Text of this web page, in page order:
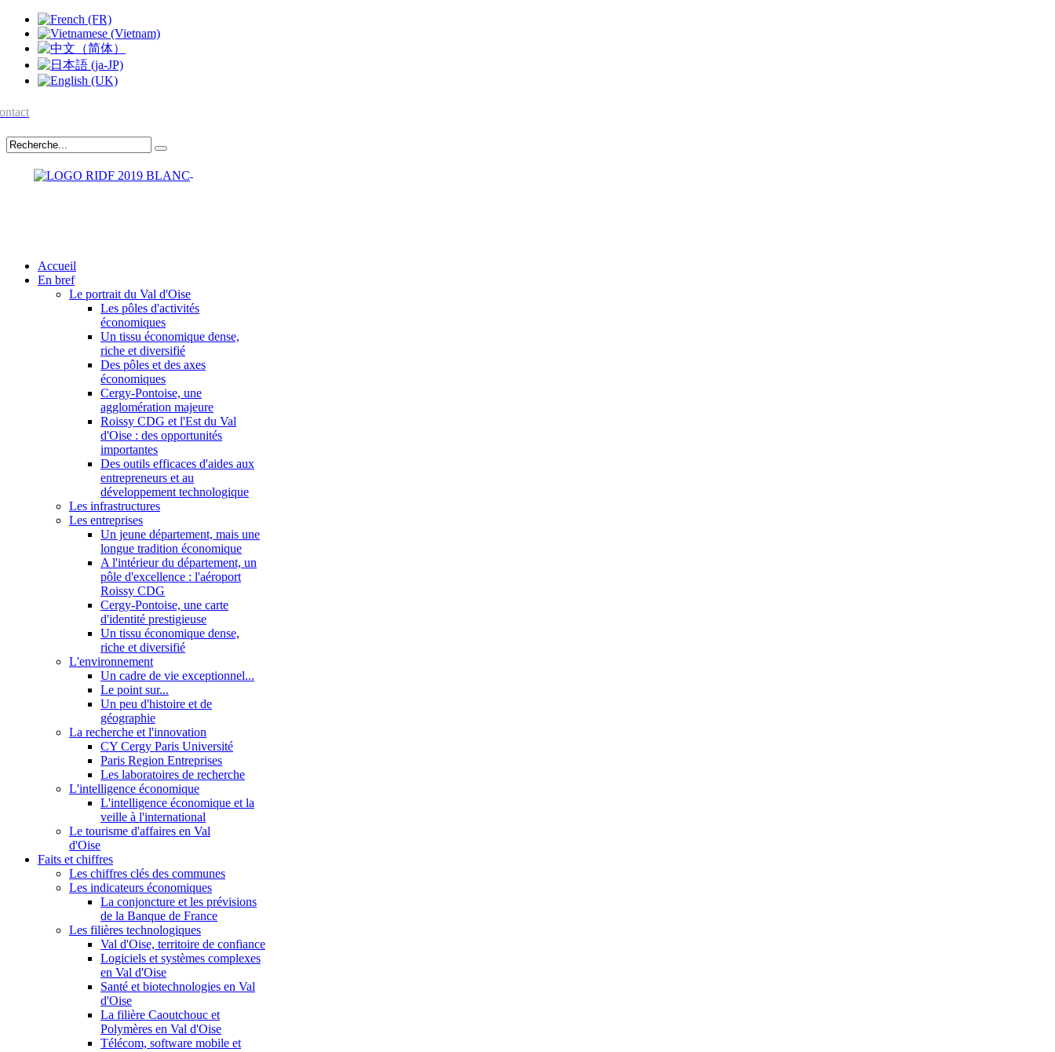
Accueil
En bref
Le portrait du Val d'Oise
Les pôles d'activités
économiques
Un tissu économique dense,
riche et diversifié
Des pôles et des axes
économiques
Cergy-Pontoise, une
agglomération majeure
Roissy CDG et l'Est du Val
d'Oise : des opportunités
importantes
Des outils efficaces d'aides aux
entrepreneurs et au
développement technologique
Les infrastructures
Les entreprises
Un jeune département, mais une
longue tradition économique
A l'intérieur du département, un
pôle d'excellence : l'aéroport
Roissy CDG
Cergy-Pontoise, une carte
d'identité prestigieuse
Un tissu économique dense,
riche et diversifié
L'environnement
Un cadre de vie exceptionnel...
Le point sur...
Un peu d'histoire et de
géographie
La recherche et l'innovation
CY Cergy Paris Université
Paris Region Entreprises
Les laboratoires de recherche
L'intelligence économique
L'intelligence économique et la
veille à l'international
Le tourisme d'affaires en Val
d'Oise
Faits et chiffres
Les chiffres clés des communes
Les indicateurs économiques
La conjoncture et les prévisions
de la Banque de France
Les filières technologiques
Val d'Oise, territoire de confiance
Logiciels et systèmes complexes
en Val d'Oise
Santé et biotechnologies en Val
d'Oise
La filière Caoutchouc et
Polymères en Val d'Oise
Télécom, software mobile et